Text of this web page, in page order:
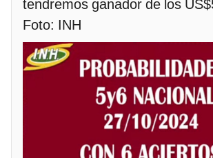
tendremos ganador de los
Foto: INH